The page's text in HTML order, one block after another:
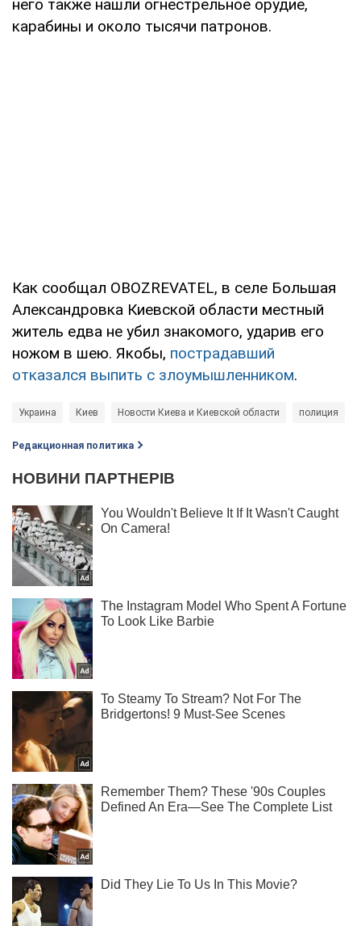
него также нашли огнестрельное орудие,
карабины и около тысячи патронов.
Как сообщал OBOZREVATEL, в селе Большая
Александровка Киевской области местный
житель едва не убил знакомого, ударив его
ножом в шею. Якобы, пострадавший
отказался выпить с злоумышленником.
Украина Киев Новости Киева и Киевской области полиция
Редакционная политика